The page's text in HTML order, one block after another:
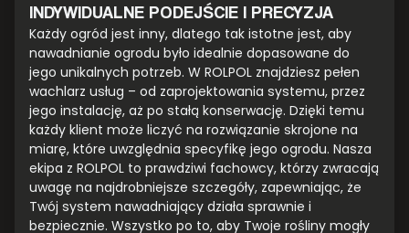
INDYWIDUALNE PODEJŚCIE I PRECYZJA
Każdy ogród jest inny, dlatego tak istotne jest, aby
nawadnianie ogrodu było idealnie dopasowane do
jego unikalnych potrzeb. W ROLPOL znajdziesz pełen
wachlarz usług – od zaprojektowania systemu, przez
jego instalację, aż po stałą konserwację. Dzięki temu
każdy klient może liczyć na rozwiązanie skrojone na
miarę, które uwzględnia specyfikę jego ogrodu. Nasza
ekipa z ROLPOL to prawdziwi fachowcy, którzy zwracają
uwagę na najdrobniejsze szczegóły, zapewniając, że
Twój system nawadniający działa sprawnie i
bezpiecznie. Wszystko po to, aby Twoje rośliny mogły